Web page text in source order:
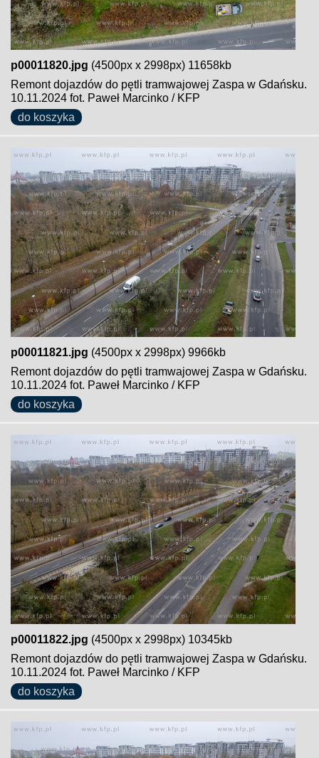
p00011820.jpg (4500px x 2998px) 11658kb
Remont dojazdów do pętli tramwajowej Zaspa w Gdańsku.
10.11.2024 fot. Paweł Marcinko / KFP
do koszyka
p00011821.jpg (4500px x 2998px) 9966kb
Remont dojazdów do pętli tramwajowej Zaspa w Gdańsku.
10.11.2024 fot. Paweł Marcinko / KFP
do koszyka
p00011822.jpg (4500px x 2998px) 10345kb
Remont dojazdów do pętli tramwajowej Zaspa w Gdańsku.
10.11.2024 fot. Paweł Marcinko / KFP
do koszyka